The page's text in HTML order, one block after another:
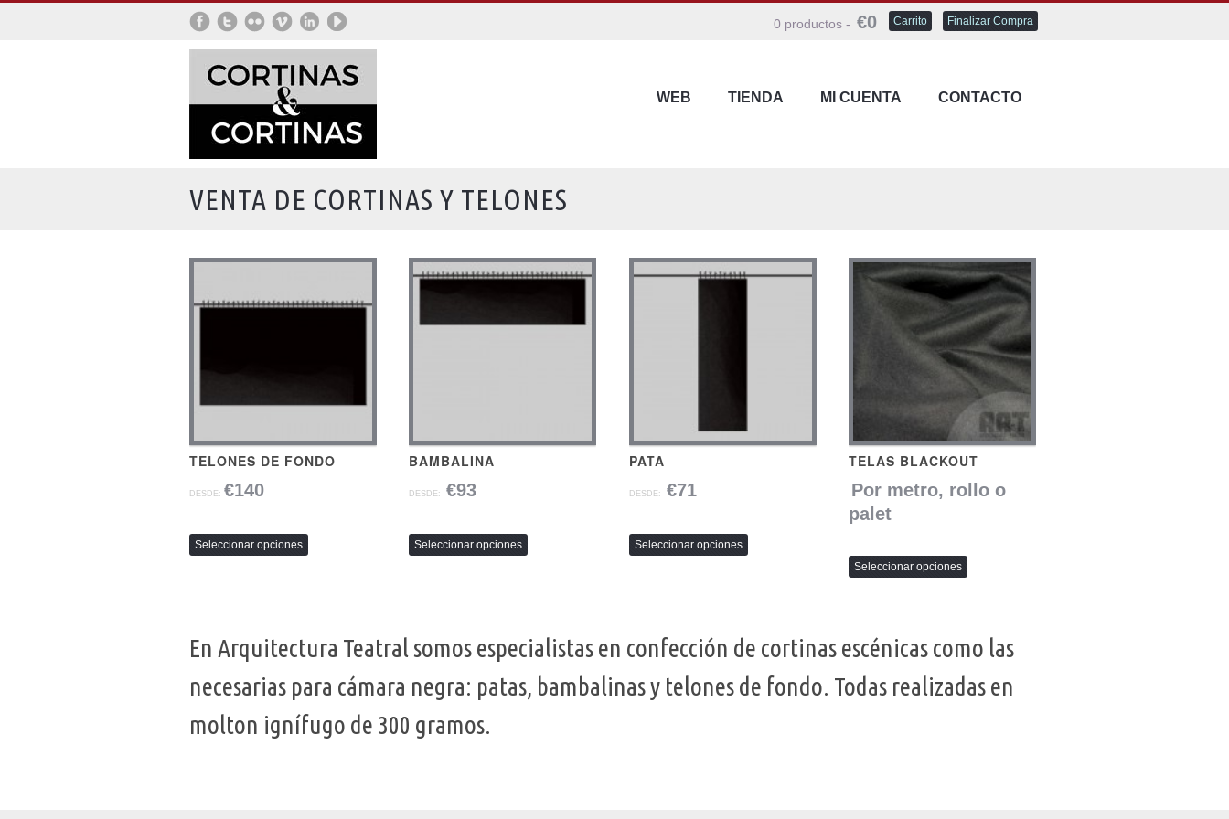
0 productos - €0 Finalizar Compra
Carrito
WEB TIENDA MI CUENTA CONTACTO
VENTA DE CORTINAS Y TELONES
TELONES DE FONDO
DESDE: €140
Seleccionar opciones
BAMBALINA
DESDE: €93
Seleccionar opciones
PATA
DESDE: €71
Seleccionar opciones
TELAS BLACKOUT
Por metro, rollo o
palet
Seleccionar opciones
En Arquitectura Teatral somos especialistas en confección de cortinas escénicas como las
necesarias para cámara negra: patas, bambalinas y telones de fondo. Todas realizadas en
molton ignífugo de 300 gramos.